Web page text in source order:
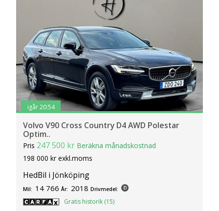
igår 20:54
Volvo V90 Cross Country D4 AWD Polestar
Optim..
Pris 247 500 kr Beräkna månadskostnad
198 000 kr exkl.moms
HedBil i Jönköping
Mil: 14 766 År: 2018 Drivmedel:
Gratis historik (15)